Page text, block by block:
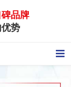
品牌
势